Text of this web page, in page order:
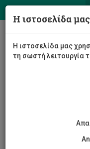
Σχολή
Τμήμα
Νέα και
Η ιστοσελίδα
Η ιστοσελίδα μας
τη σωστή λειτουργία